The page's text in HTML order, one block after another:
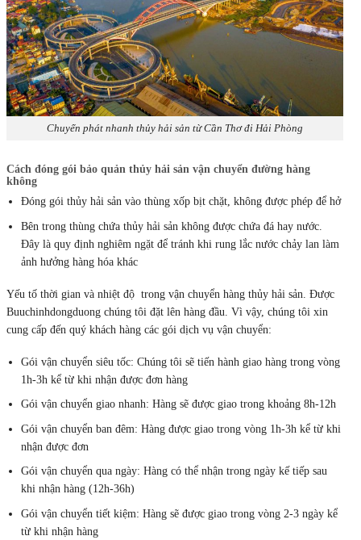
Chuyển phát nhanh thủy hải sản từ Cần Thơ đi Hải Phòng
Cách đóng gói bảo quản thủy hải sản vận chuyển đường hàng
không
Đóng gói thủy hải sản vào thùng xốp bịt chặt, không được phép để hở
Bên trong thùng chứa thủy hải sản không được chứa đá hay nước.
Đây là quy định nghiêm ngặt để tránh khi rung lắc nước chảy lan làm
ảnh hưởng hàng hóa khác
Yếu tố thời gian và nhiệt độ trong vận chuyển hàng thủy hải sản. Được
Buuchinhdongduong chúng tôi đặt lên hàng đầu. Vì vậy, chúng tôi xin
cung cấp đến quý khách hàng các gói dịch vụ vận chuyển:
Gói vận chuyển siêu tốc: Chúng tôi sẽ tiến hành giao hàng trong vòng
1h-3h kể từ khi nhận được đơn hàng
Gói vận chuyển giao nhanh: Hàng sẽ được giao trong khoảng 8h-12h
Gói vận chuyển ban đêm: Hàng được giao trong vòng 1h-3h kể từ khi
nhận được đơn
Gói vận chuyển qua ngày: Hàng có thể nhận trong ngày kế tiếp sau
khi nhận hàng (12h-36h)
Gói vận chuyển tiết kiệm: Hàng sẽ được giao trong vòng 2-3 ngày kể
từ khi nhận hàng